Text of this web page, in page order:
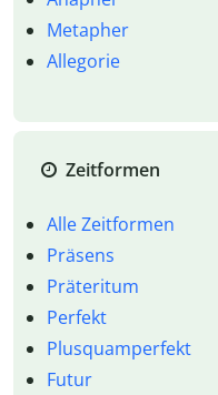
Metapher
Allegorie
Zeitformen
Alle Zeitformen
Präsens
Präteritum
Perfekt
Plusquamperfekt
Futur